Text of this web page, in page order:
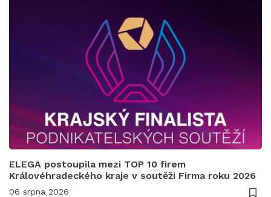
ELEGA postoupila mezi TOP 10 firem
Královéhradeckého kraje v soutěži Firma roku 2026
06 srpna 2026